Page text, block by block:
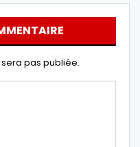
pas publiée.